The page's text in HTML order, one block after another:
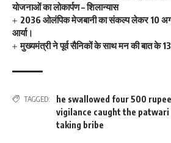
योजनाओं का लोकार्पण – शिलान्यास
2036 ओलंपिक मेजबानी का संकल्प लेकर 10
आर्या।
मुख्यमंत्री ने पूर्व सैनिकों के साथ मन की बात के
TAGGED: he swallowed four 500
vigilance caught the patwari
taking bribe